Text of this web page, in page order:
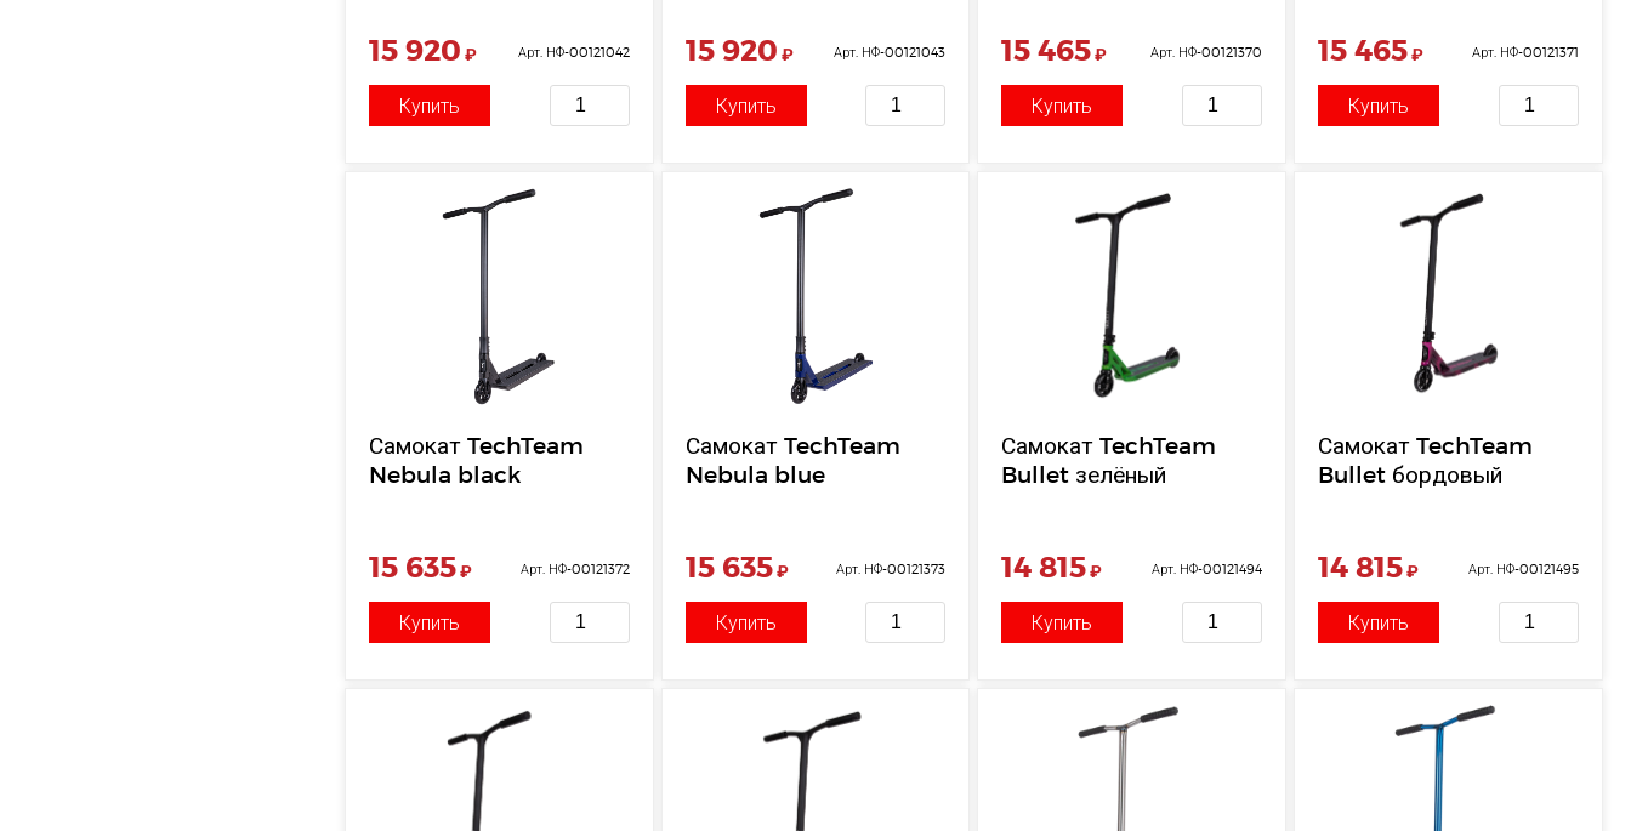
15 920 ₽ Арт. НФ-00121042
Купить
15 920 ₽ Арт. НФ-00121043
Купить
15 465₽ Арт. НФ-00121370
Купить
15 465₽ Арт. НФ-00121371
Купить
Самокат TechTeam
Nebula black
15 635₽ Арт. НФ-00121372
Купить
Самокат TechTeam
Nebula blue
15 635₽ Арт. НФ-00121373
Купить
Самокат TechTeam
Bullet зелёный
14 815₽ Арт. НФ-00121494
Купить
Самокат TechTeam
Bullet бордовый
14 815₽ Арт. НФ-00121495
Купить